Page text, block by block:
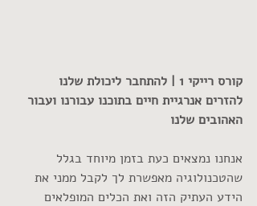
קורס רייקי 1 | להתחבר ליכולת שלנו
להזרים אנרגיית חיים בתוכנו עבורנו ועבור
האהובים שלנו
אנחנו נמצאים כעת בזמן מיוחד בגלל
שהטכנולוגיה מאפשרת לך לקבל ממני את
הידע העתיק הזה ואת הכלים המופלאים